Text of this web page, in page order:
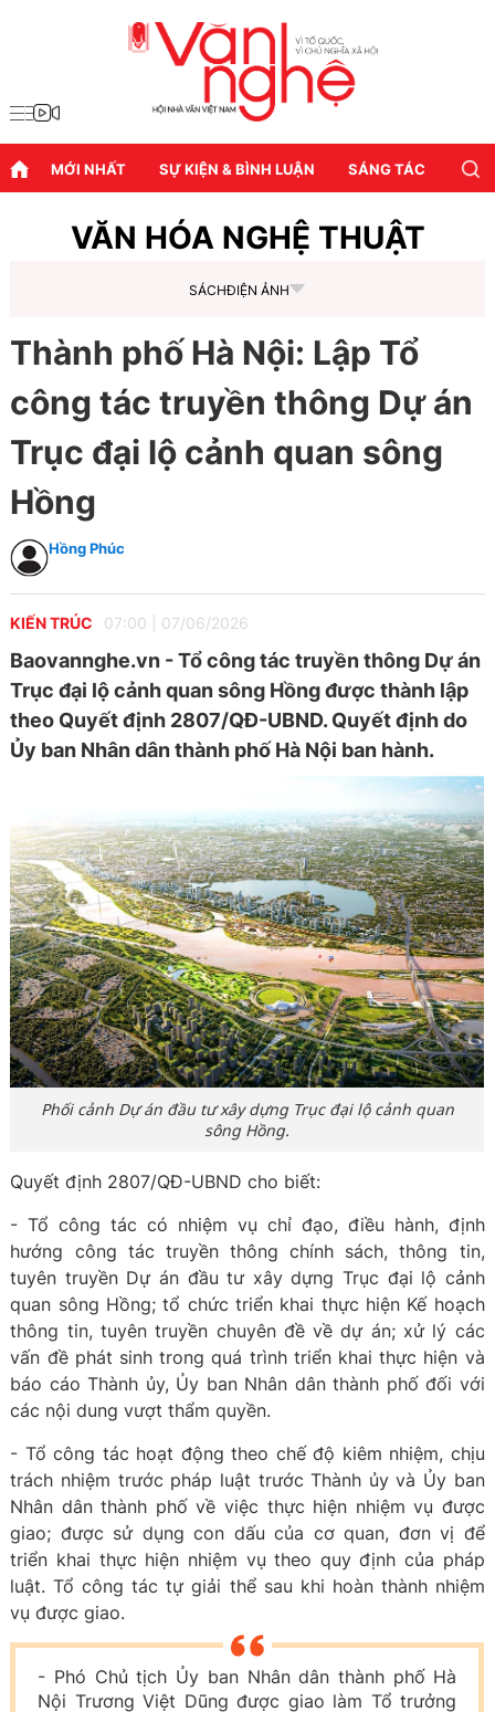
MỚI NHẤT SỰ KIỆN & BÌNH LUẬN SÁNG TÁC
VĂN HÓA NGHỆ THUẬT
SÁCHĐIỆN ẢNH
Thành phố Hà Nội: Lập Tổ
công tác truyền thông Dự án
Trục đại lộ cảnh quan sông
Hồng
Hồng Phúc
KIẾN TRÚC 07:00 07/06/2026
Baovannghe.vn - Tổ công tác truyền thông Dự án
Trục đại lộ cảnh quan sông Hồng được thành lập
theo Quyết định 2807/QĐ-UBND. Quyết định do
Ủy ban Nhân dân thành phố Hà Nội ban hành.
Phối cảnh Dự án đầu tư xây dựng Trục đại lộ cảnh quan
sông Hồng.
Quyết định 2807/QĐ-UBND cho biết:
- Tổ công tác có nhiệm vụ chỉ đạo, điều hành, định
hướng công tác truyền thông chính sách, thông tin,
tuyên truyền Dự án đầu tư xây dựng Trục đại lộ cảnh
quan sông Hồng; tổ chức triển khai thực hiện Kế hoạch
thông tin, tuyên truyền chuyên đề về dự án; xử lý các
vấn đề phát sinh trong quá trình triển khai thực hiện và
báo cáo Thành ủy, Ủy ban Nhân dân thành phố đối với
các nội dung vượt thẩm quyền.
- Tổ công tác hoạt động theo chế độ kiêm nhiệm, chịu
trách nhiệm trước pháp luật trước Thành ủy và Ủy ban
Nhân dân thành phố về việc thực hiện nhiệm vụ được
giao; được sử dụng con dấu của cơ quan, đơn vị để
triển khai thực hiện nhiệm vụ theo quy định của pháp
luật. Tổ công tác tự giải thể sau khi hoàn thành nhiệm
vụ được giao.
- Phó Chủ tịch Ủy ban Nhân dân thành phố Hà
Nội Trương Việt Dũng được giao làm Tổ trưởng